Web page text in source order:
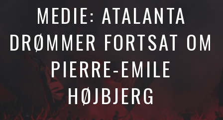
MEDIE: ATALANTA
DRØMMER FORTSAT OM
PIERRE-EMILE
HØJBJERG